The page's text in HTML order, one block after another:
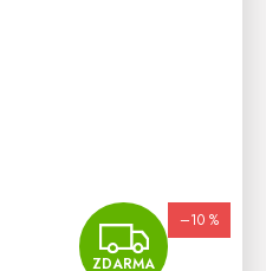
ZDARMA
–10 %